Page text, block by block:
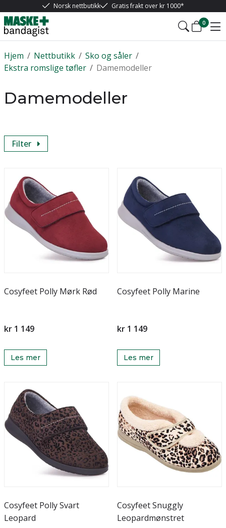
Norsk nettbutikk Gratis frakt over kr 1000*
0
/
Hjem /
Nettbutikk /
Sko og såler
/
Ekstra romslige tøfler Damemodeller
Damemodeller
Filter
Cosyfeet Polly Mørk Rød
kr 1 149
Les mer
Cosyfeet Polly Marine
kr 1 149
Les mer
Cosyfeet Polly Svart
Leopard
Cosyfeet Snuggly
Leopardmønstret